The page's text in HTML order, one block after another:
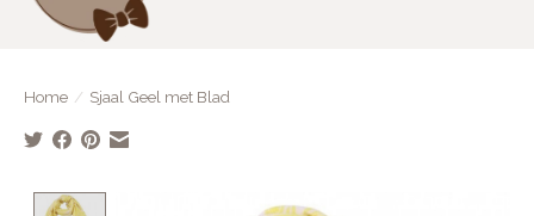
Home / Sjaal Geel met Blad
Product image slideshow Items